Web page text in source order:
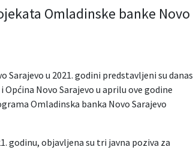
Omladinske banke Novo
u 2021. godini predstavljeni su danas
Novo Sarajevo u aprilu ove godine
Omladinska banka Novo Sarajevo
godinu, objavljena su tri javna poziva za